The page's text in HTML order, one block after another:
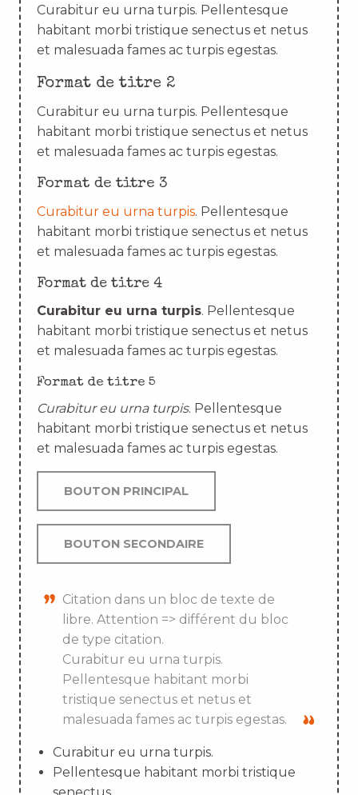
Curabitur eu urna turpis. Pellentesque
habitant morbi tristique senectus et netus
et malesuada fames ac turpis egestas.
Format de titre 2
Curabitur eu urna turpis. Pellentesque
habitant morbi tristique senectus et netus
et malesuada fames ac turpis egestas.
Format de titre 3
Curabitur eu urna turpis. Pellentesque
habitant morbi tristique senectus et netus
et malesuada fames ac turpis egestas.
Format de titre 4
Curabitur eu urna turpis. Pellentesque
habitant morbi tristique senectus et netus
et malesuada fames ac turpis egestas.
Format de titre 5
Curabitur eu urna turpis. Pellentesque
habitant morbi tristique senectus et netus
et malesuada fames ac turpis egestas.
BOUTON PRINCIPAL
BOUTON SECONDAIRE
Citation dans un bloc de texte de
libre. Attention => différent du bloc
de type citation.
Curabitur eu urna turpis.
Pellentesque habitant morbi
tristique senectus et netus et
malesuada fames ac turpis egestas.
Curabitur eu urna turpis.
Pellentesque habitant morbi tristique